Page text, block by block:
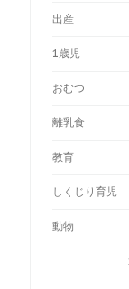
出産
1歳児
おむつ
離乳食
教育
しくじり育児
動物